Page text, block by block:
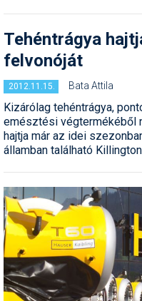
Tehéntrágya
felvonóját
2012.11.15. Bata Attila
Kizárólag tehéntrágya,
emésztési végtermékéből
hajtja már az idei
államban található